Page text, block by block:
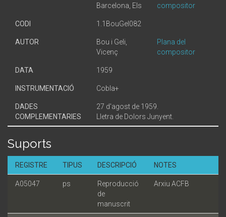
Barcelona, Els
compositor
CODI 1.1BouGel082
AUTOR
Bou i Geli,
Vicenç
Plana del
compositor
DATA 1959
INSTRUMENTACIÓ Cobla+
DADES
COMPLEMENTARIES
27 d'agost de 1959.
Lletra de Dolors Junyent.
Suports
REGISTRE TIPUS DESCRIPCIÓ NOTES
A05047 ps
Reproducció
de
manuscrit
Arxiu ACFB